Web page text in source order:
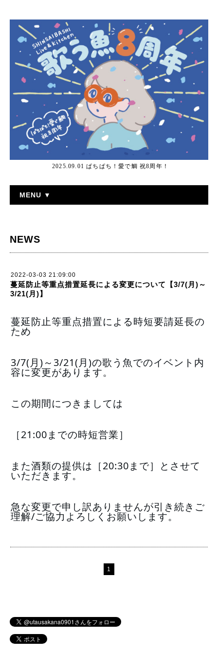
2025.09.01 ぱちぱち！愛で鯛 祝8周年！
MENU ▼
NEWS
2022-03-03 21:09:00
蔓延防止等重点措置延長による変更について【3/7(月)～
3/21(月)】
蔓延防止等重点措置による時短要請延長の
ため
3/7(月)～3/21(月)の歌う魚でのイベント内
容に変更があります。
この期間につきましては
［21:00までの時短営業］
また酒類の提供は［20:30まで］とさせて
いただきます。
急な変更で申し訳ありませんが引き続きご
理解/ご協力よろしくお願いします。
1